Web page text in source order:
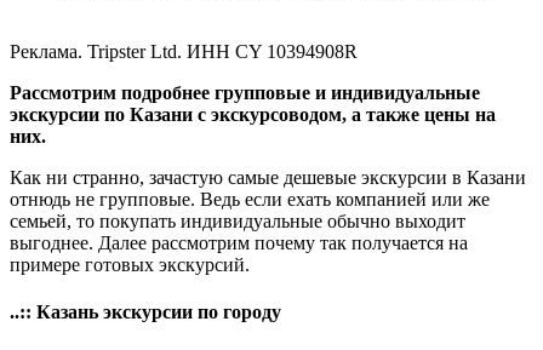
Реклама. Tripster Ltd. ИНН CY 10394908R
Рассмотрим подробнее групповые и индивидуальные
экскурсии по Казани с экскурсоводом, а также цены на
них.
Как ни странно, зачастую самые дешевые экскурсии в Казани
отнюдь не групповые. Ведь если ехать компанией или же
семьей, то покупать индивидуальные обычно выходит
выгоднее. Далее рассмотрим почему так получается на
примере готовых экскурсий.
..:: Казань экскурсии по городу